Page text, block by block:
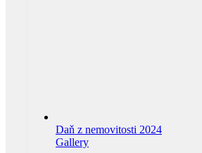
Daň z nemovitosti 2024
Gallery